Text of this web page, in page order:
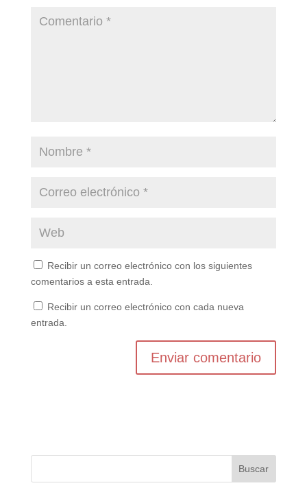
Recibir un correo electrónico con los siguientes
comentarios a esta entrada.
Recibir un correo electrónico con cada nueva
entrada.